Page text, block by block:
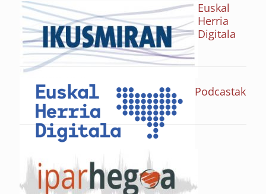
Euskal
Herria
Digitala
Podcastak